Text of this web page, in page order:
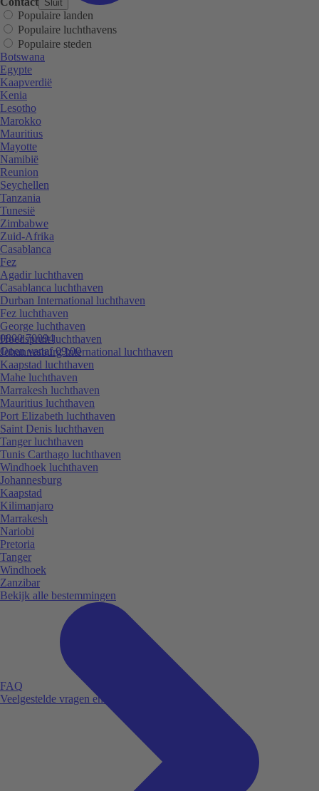
Sluit
0800 70094
Open vanaf 09:00
FAQ
Veelgestelde vragen en antwoorden.
Populaire landen
Populaire luchthavens
Populaire steden
Botswana
Egypte
Kaapverdië
Kenia
Lesotho
Marokko
Mauritius
Mayotte
Namibië
Reunion
Seychellen
Tanzania
Tunesië
Zimbabwe
Zuid-Afrika
Casablanca
Fez
Agadir luchthaven
Casablanca luchthaven
Durban International luchthaven
Fez luchthaven
George luchthaven
Hoedspruit luchthaven
Johannesburg International luchthaven
Kaapstad luchthaven
Mahe luchthaven
Marrakesh luchthaven
Mauritius luchthaven
Port Elizabeth luchthaven
Saint Denis luchthaven
Tanger luchthaven
Tunis Carthago luchthaven
Windhoek luchthaven
Johannesburg
Kaapstad
Kilimanjaro
Marrakesh
Nariobi
Pretoria
Tanger
Windhoek
Zanzibar
Bekijk alle bestemmingen